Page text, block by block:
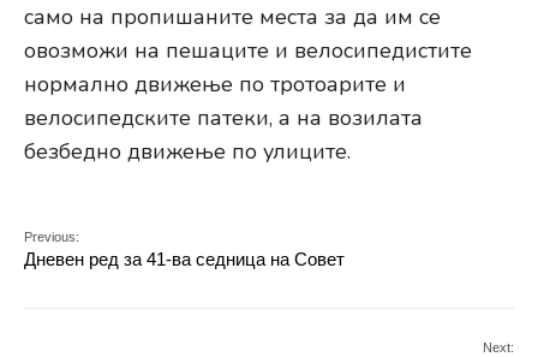
само на пропишаните места за да им се
овозможи на пешаците и велосипедистите
нормално движење по тротоарите и
велосипедските патеки, а на возилата
безбедно движење по улиците.
Previous:
Дневен ред за 41-ва седница на Совет
Next: